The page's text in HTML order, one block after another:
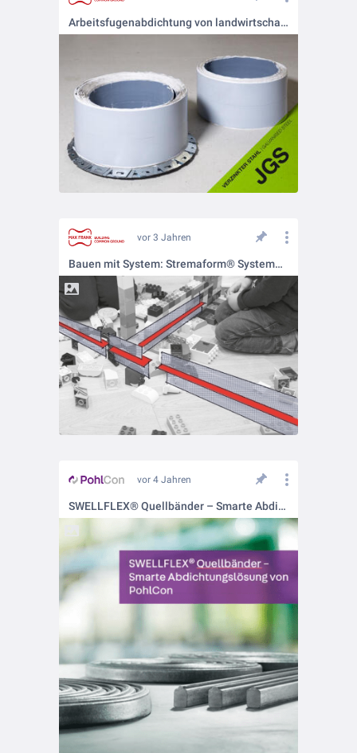
Arbeitsfugenabdichtung von landwirtschaftlichen Bauten
vor 3 Jahren
Bauen mit System: Stremaform® Systembauweise
vor 4 Jahren
SWELLFLEX® Quellbänder – Smarte Abdichtungslösungen von PohlCon